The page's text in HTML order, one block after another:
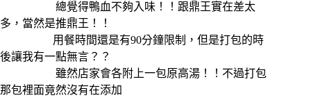
總覺得鴨血不夠入味！！跟鼎王實在差太
多，當然是推鼎王！！
用餐時間還是有90分鐘限制，但是打包的時
後讓我有一點無言？？
雖然店家會各附上一包原高湯！！不過打包
那包裡面竟然沒有在添加